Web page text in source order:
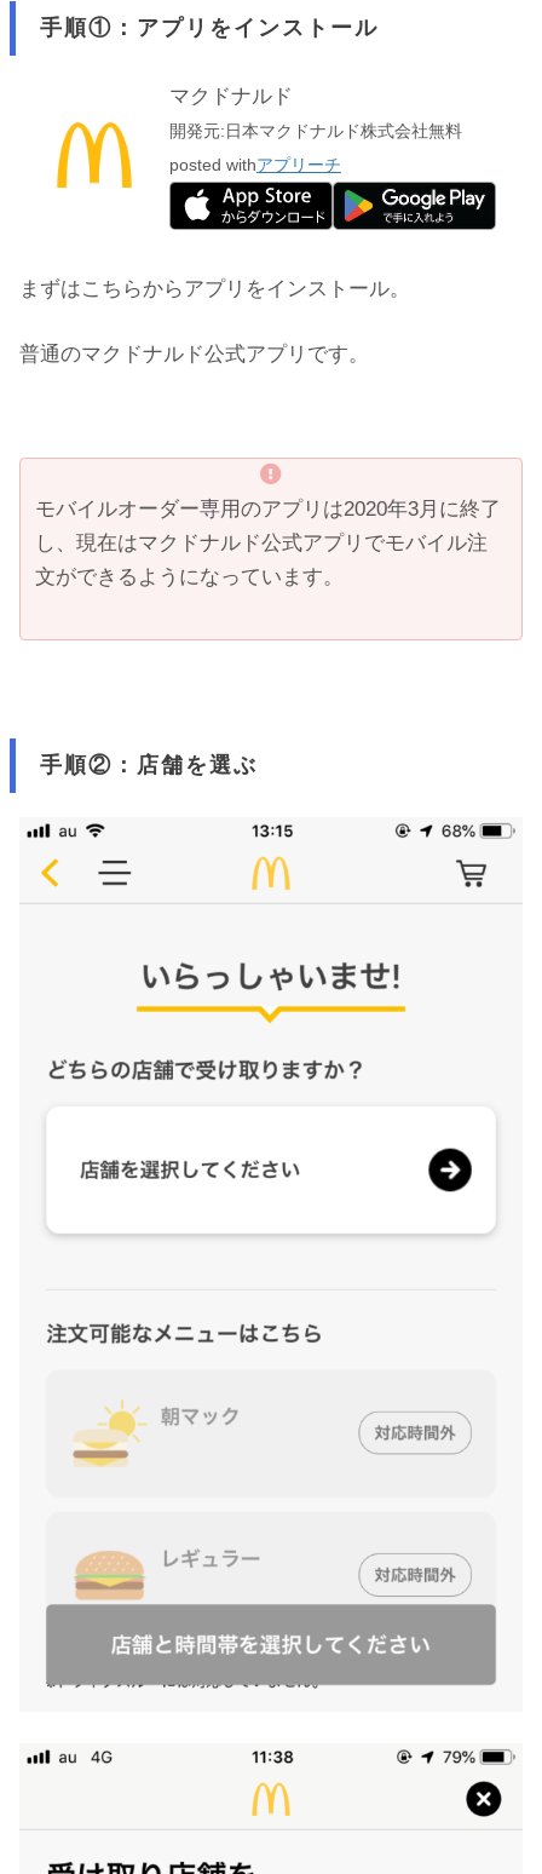
手順①：アプリをインストール
マクドナルド
開発元: 日本マクドナルド株式会社無料
posted withアプリーチ
まずはこちらからアプリをインストール。
普通のマクドナルド公式アプリです。
モバイルオーダー専用のアプリは2020年3月に終了
し、現在はマクドナルド公式アプリでモバイル注
文ができるようになっています。
手順②：店舗を選ぶ